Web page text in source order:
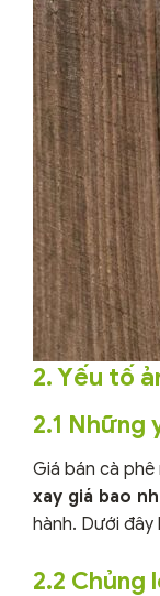
2. Yếu tố
2.1 Những
Giá bán cà
xay giá bao
hành. Dưới đây
2.2 Chủng